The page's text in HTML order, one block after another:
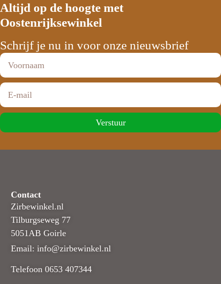
Altijd op de hoogte met
Oostenrijksewinkel
Schrijf je nu in voor onze nieuwsbrief
Verstuur
Contact
Zirbewinkel.nl
Tilburgseweg 77
5051AB Goirle
Email: info@zirbewinkel.nl
Telefoon 0653 407344